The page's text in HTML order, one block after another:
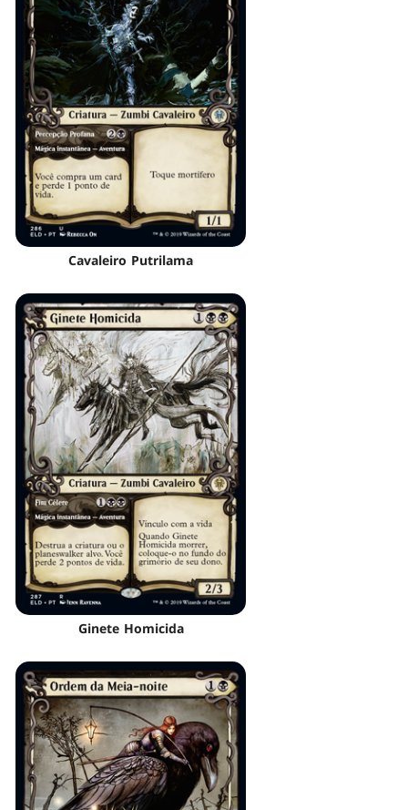
Cavaleiro Putrilama
Ginete Homicida